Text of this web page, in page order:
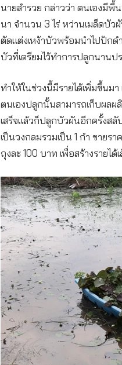
นายสำรวย กล่าวว่า ตนเองมีพื้
นา จำนวน 3 ไร่ หว่านเมล็ดบัว
ตัดแต่งเหง้าบัวพร้อมนำไปปักด
บัวที่เตรียมไว้ทำการปลูกนานป
ทำให้ในช่วงนี้มีรายได้เพิ่มขึ้นม
ตนเองปลูกนั้นสามารถเก็บผลผ
เสร็จแล้วก็ปลูกบัวผันอีกครั้งส
เป็นวงกลมรวมเป็น 1 กำ ขายร
ถุงละ 100 บาท เพื่อสร้างรายไ